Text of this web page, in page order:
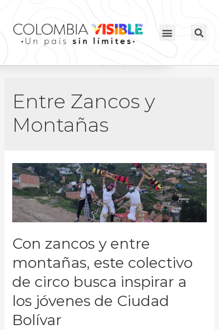
Entre Zancos y
Montañas
Con zancos y entre
montañas, este colectivo
de circo busca inspirar a
los jóvenes de Ciudad
Bolívar